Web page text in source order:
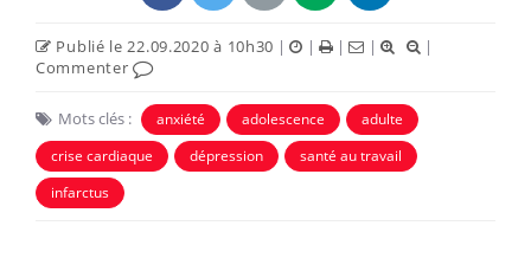
Publié le 22.09.2020 à 10h30 | | | |
|
Commenter
Mots clés : anxiété adolescence
adulte
crise cardiaque
dépression
santé au travail
infarctus